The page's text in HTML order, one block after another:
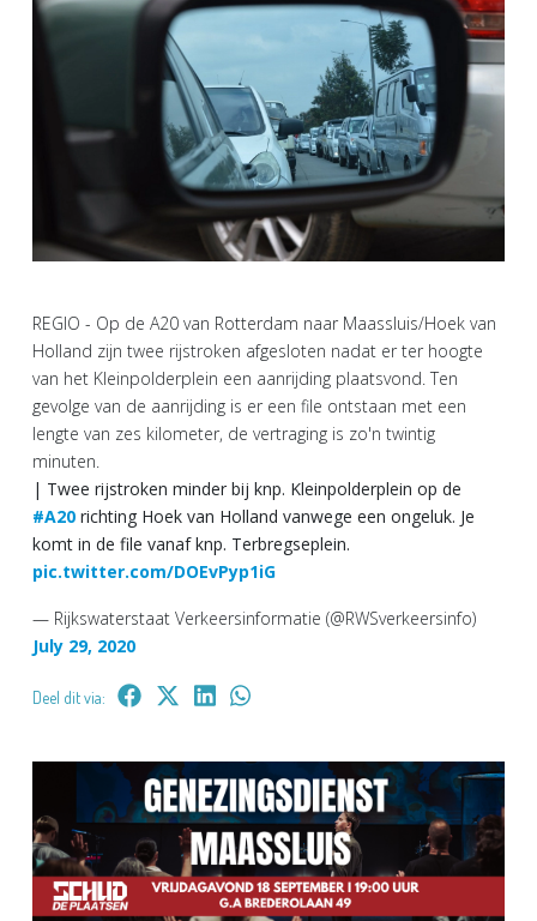
REGIO - Op de A20 van Rotterdam naar Maassluis/Hoek van
Holland zijn twee rijstroken afgesloten nadat er ter hoogte
van het Kleinpolderplein een aanrijding plaatsvond. Ten
gevolge van de aanrijding is er een file ontstaan met een
lengte van zes kilometer, de vertraging is zo'n twintig
minuten.
| Twee rijstroken minder bij knp. Kleinpolderplein op de
#A20 richting Hoek van Holland vanwege een ongeluk. Je
komt in de file vanaf knp. Terbregseplein.
pic.twitter.com/DOEvPyp1iG
— Rijkswaterstaat Verkeersinformatie (@RWSverkeersinfo)
July 29, 2020
Deel dit via: